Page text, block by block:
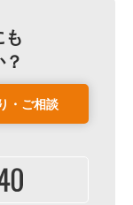
も
・ご相談